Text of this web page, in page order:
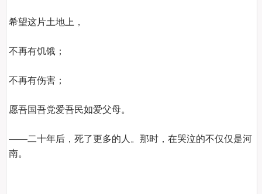
希望这片土地上，
不再有饥饿；
不再有伤害；
愿吾国吾党爱吾民如爱父母。
——二十年后，死了更多的人。那时，在哭泣的不仅仅是河
南。